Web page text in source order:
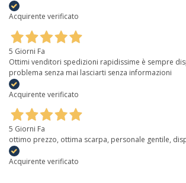
Acquirente verificato
5 Giorni Fa
Ottimi venditori spedizioni rapidissime è sempre
problema senza mai lasciarti senza informazioni
Acquirente verificato
5 Giorni Fa
ottimo prezzo, ottima scarpa, personale gentile,
Acquirente verificato